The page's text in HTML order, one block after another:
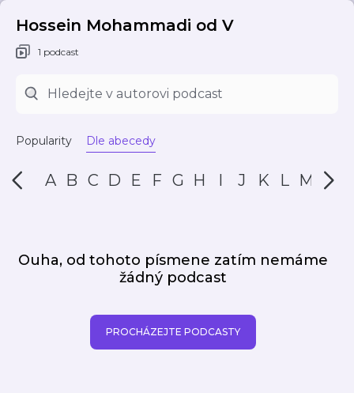
Hossein Mohammadi od V
1 podcast
Popularity Dle abecedy
A B C D E F G H I J K L M N
Ouha, od tohoto písmene zatím nemáme
žádný podcast
PROCHÁZEJTE PODCASTY